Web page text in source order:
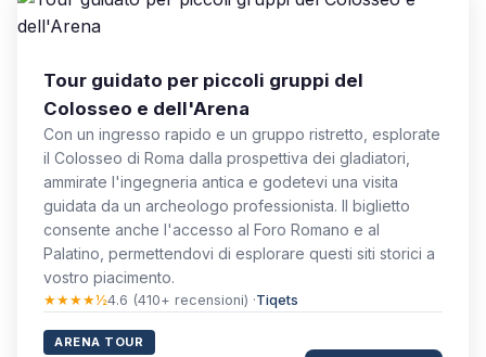
Tour guidato per piccoli gruppi del
Colosseo e dell'Arena
Con un ingresso rapido e un gruppo ristretto, esplorate
il Colosseo di Roma dalla prospettiva dei gladiatori,
ammirate l'ingegneria antica e godetevi una visita
guidata da un archeologo professionista. Il biglietto
consente anche l'accesso al Foro Romano e al
Palatino, permettendovi di esplorare questi siti storici a
vostro piacimento.
★★★★½4.6 (410+ recensioni) ·Tiqets
ARENA TOUR